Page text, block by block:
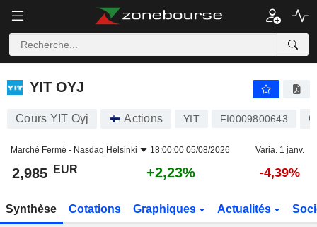
YIT OYJ
YIT OYJ
Cours YIT Oyj Actions YIT FI0009800643
Marché Fermé - Nasdaq Helsinki 18:00:00 05/08/2026 Varia. 1 janv.
2,985 EUR +2,23% -4,39%
Synthèse Cotations Graphiques Actualités